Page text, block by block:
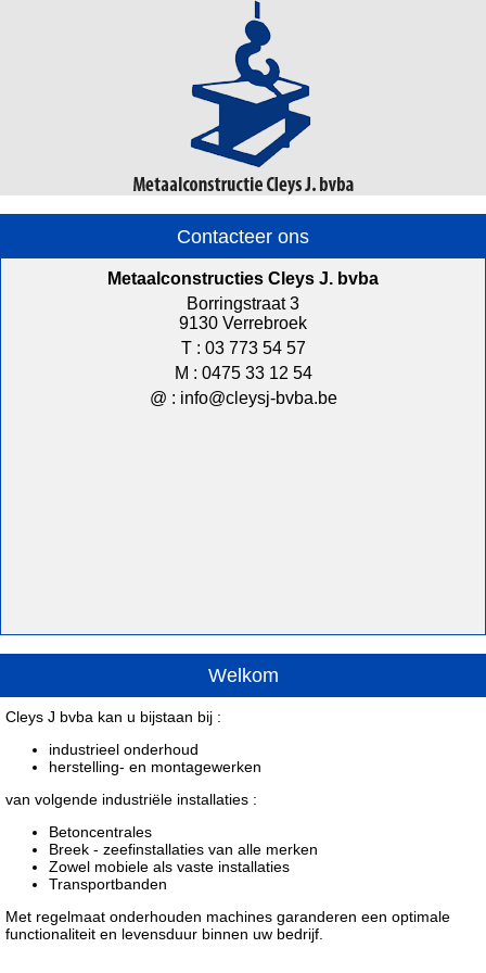
Contacteer ons
Metaalconstructies Cleys J. bvba
Borringstraat 3
9130 Verrebroek
T : 03 773 54 57
M : 0475 33 12 54
@ : info@cleysj-bvba.be
Welkom
Cleys J bvba kan u bijstaan bij :
industrieel onderhoud
herstelling- en montagewerken
van volgende industriële installaties :
Betoncentrales
Breek - zeefinstallaties van alle merken
Zowel mobiele als vaste installaties
Transportbanden
Met regelmaat onderhouden machines garanderen een optimale
functionaliteit en levensduur binnen uw bedrijf.